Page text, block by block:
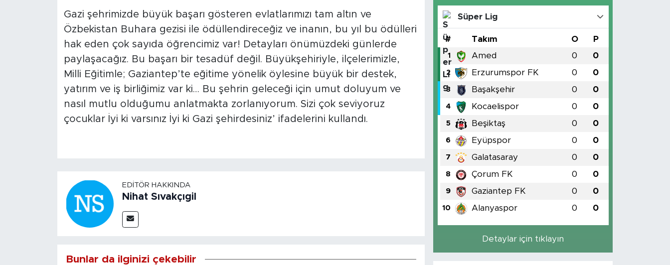
Gazi şehrimizde büyük başarı gösteren evlatlarımızı tam altın ve
Özbekistan Buhara gezisi ile ödüllendireceğiz ve inanın, bu yıl bu ödülleri
hak eden çok sayıda öğrencimiz var! Detayları önümüzdeki günlerde
paylaşacağız. Bu başarı bir tesadüf değil. Büyükşehiriyle, ilçelerimizle,
Milli Eğitimle; Gaziantep’te eğitime yönelik öylesine büyük bir destek,
yatırım ve iş birliğimiz var ki… Bu şehrin geleceği için umut doluyum ve
nasıl mutlu olduğumu anlatmakta zorlanıyorum. Sizi çok seviyoruz
çocuklar İyi ki varsınız İyi ki Gazi şehirdesiniz’ ifadelerini kullandı.
EDITÖR HAKKINDA
Nihat Sıvakçıgil
Bunlar da ilginizi çekebilir
Süper Lig
# Takım O P
1 Amed 0 0
2 Erzurumspor FK 0 0
3 Başakşehir 0 0
4 Kocaelispor 0 0
5 Beşiktaş 0 0
6 Eyüpspor 0 0
7 Galatasaray 0 0
8 Çorum FK 0 0
9 Gaziantep FK 0 0
10 Alanyaspor 0 0
Detaylar için tıklayın